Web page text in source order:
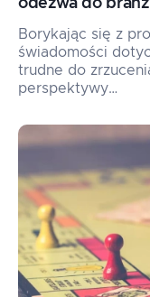
odezwa do
Borykając się z
świadomości
trudne do
perspektywy…